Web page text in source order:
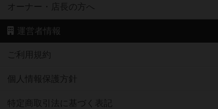
オーナー・店長の方へ
運営者情報
ご利用規約
個人情報保護方針
特定商取引法に基づく表記